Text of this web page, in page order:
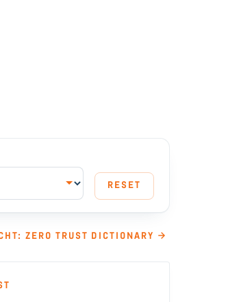
RESET
ZERO TRUST DICTIONARY →